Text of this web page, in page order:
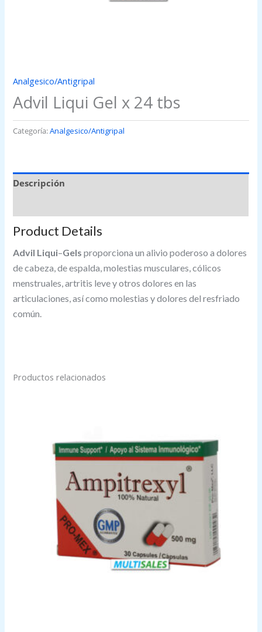
Analgesico/Antigripal
Advil Liqui Gel x 24 tbs
Categoría:Analgesico/Antigripal
Descripción
Product Details
Advil Liqui–Gels proporciona un alivio poderoso a dolores
de cabeza, de espalda, molestias musculares, cólicos
menstruales, artritis leve y otros dolores en las
articulaciones, así como molestias y dolores del resfriado
común.
Productos relacionados